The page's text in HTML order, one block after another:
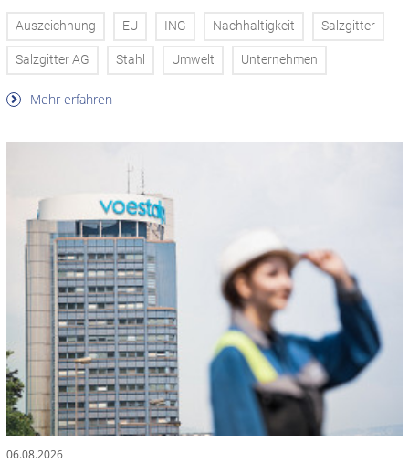
Auszeichnung EU ING Nachhaltigkeit Salzgitter
Salzgitter AG Stahl Umwelt Unternehmen
Mehr erfahren
06.08.2026